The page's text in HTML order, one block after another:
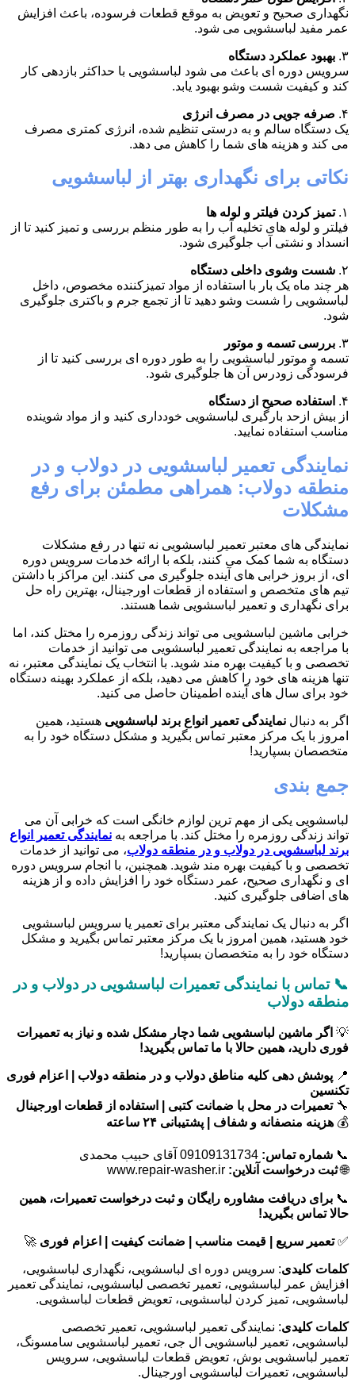
نگهداری صحیح و تعویض به موقع قطعات فرسوده، باعث افزایش
عمر مفید لباسشویی می شود.
۳. بهبود عملکرد دستگاه
سرویس دوره ای باعث می شود لباسشویی با حداکثر بازدهی کار
کند و کیفیت شست وشو بهبود یابد.
۴. صرفه جویی در مصرف انرژی
یک دستگاه سالم و به درستی تنظیم شده، انرژی کمتری مصرف
می کند و هزینه های شما را کاهش می دهد.
نکاتی برای نگهداری بهتر از لباسشویی
۱. تمیز کردن فیلتر و لوله ها
فیلتر و لوله های تخلیه آب را به طور منظم بررسی و تمیز کنید تا از
انسداد و نشتی آب جلوگیری شود.
۲. شست وشوی داخلی دستگاه
هر چند ماه یک بار با استفاده از مواد تمیزکننده مخصوص، داخل
لباسشویی را شست وشو دهید تا از تجمع جرم و باکتری جلوگیری
شود.
۳. بررسی تسمه و موتور
تسمه و موتور لباسشویی را به طور دوره ای بررسی کنید تا از
فرسودگی زودرس آن ها جلوگیری شود.
۴.
استفاده صحیح از دستگاه
از بیش ازحد بارگیری لباسشویی خودداری کنید و از مواد شوینده
مناسب استفاده نمایید.
نمایندگی تعمیر لباسشویی در دولاب و در
منطقه دولاب: همراهی مطمئن برای رفع
مشکلات
نمایندگی های معتبر تعمیر لباسشویی نه تنها در رفع مشکلات
دستگاه به شما کمک می کنند، بلکه با ارائه خدمات سرویس دوره
ای، از بروز خرابی های آینده جلوگیری می کنند. این مراکز با داشتن
تیم های متخصص و استفاده از قطعات اورجینال، بهترین راه حل
برای نگهداری و تعمیر لباسشویی شما هستند.
خرابی ماشین لباسشویی می تواند زندگی روزمره را مختل کند، اما
با مراجعه به نمایندگی تعمیر لباسشویی می توانید از خدمات
تخصصی و با کیفیت بهره مند شوید. با انتخاب یک نمایندگی معتبر، نه
تنها هزینه های خود را کاهش می دهید، بلکه از عملکرد بهینه دستگاه
خود برای سال های آینده اطمینان حاصل می کنید.
اگر به دنبال نمایندگی تعمیر انواع برند لباسشویی هستید، همین
امروز با یک مرکز معتبر تماس بگیرید و مشکل دستگاه خود را به
متخصصان بسپارید!
جمع بندی
لباسشویی یکی از مهم ترین لوازم خانگی است که خرابی آن می
تواند زندگی روزمره را مختل کند. با مراجعه به نمایندگی تعمیر انواع
برند لباسشویی در دولاب و در منطقه دولاب، می توانید از خدمات
تخصصی و با کیفیت بهره مند شوید. همچنین، با انجام سرویس دوره
ای و نگهداری صحیح، عمر دستگاه خود را افزایش داده و از هزینه
های اضافی جلوگیری کنید.
اگر به دنبال یک نمایندگی معتبر برای تعمیر یا سرویس لباسشویی
خود هستید، همین امروز با یک مرکز معتبر تماس بگیرید و مشکل
دستگاه خود را به متخصصان بسپارید!
📞 تماس با نمایندگی تعمیرات لباسشویی در دولاب و در
منطقه دولاب
💡 اگر ماشین لباسشویی شما دچار مشکل شده و نیاز به تعمیرات
فوری دارید، همین حالا با ما تماس بگیرید!
📍 پوشش دهی کلیه مناطق دولاب و در منطقه دولاب | اعزام فوری
تکنسین
🔧تعمیرات در محل با ضمانت کتبی | استفاده از قطعات اورجینال
💰 هزینه منصفانه و شفاف | پشتیبانی ۲۴ ساعته
📞 شماره تماس: 09109131734 آقای حبیب محمدی
🌐ثبت درخواست آنلاین: www.repair-washer.ir
📞 برای دریافت مشاوره رایگان و ثبت درخواست تعمیرات، همین
حالا تماس بگیرید!
✅تعمیر سریع | قیمت مناسب | ضمانت کیفیت | اعزام فوری 🚀
کلمات کلیدی: سرویس دوره ای لباسشویی، نگهداری لباسشویی،
افزایش عمر لباسشویی، تعمیر تخصصی لباسشویی، نمایندگی تعمیر
لباسشویی، تمیز کردن لباسشویی، تعویض قطعات لباسشویی.
کلمات کلیدی: نمایندگی تعمیر لباسشویی، تعمیر تخصصی
لباسشویی، تعمیر لباسشویی ال جی، تعمیر لباسشویی سامسونگ،
تعمیر لباسشویی بوش، تعویض قطعات لباسشویی، سرویس
لباسشویی، تعمیرات لباسشویی اورجینال.